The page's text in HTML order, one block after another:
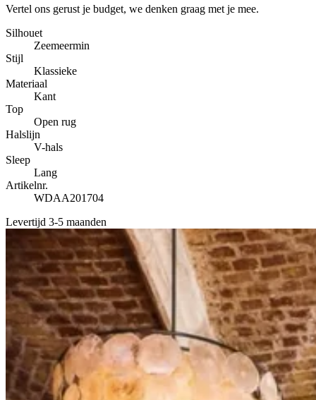
Vertel ons gerust je budget, we denken graag met je mee.
Silhouet
Zeemeermin
Stijl
Klassieke
Materiaal
Kant
Top
Open rug
Halslijn
V-hals
Sleep
Lang
Artikelnr.
WDAA201704
Levertijd 3-5 maanden